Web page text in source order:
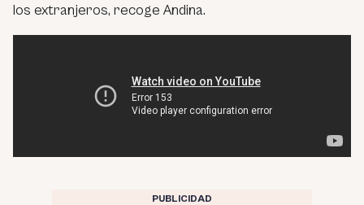
los extranjeros, recoge Andina.
PUBLICIDAD